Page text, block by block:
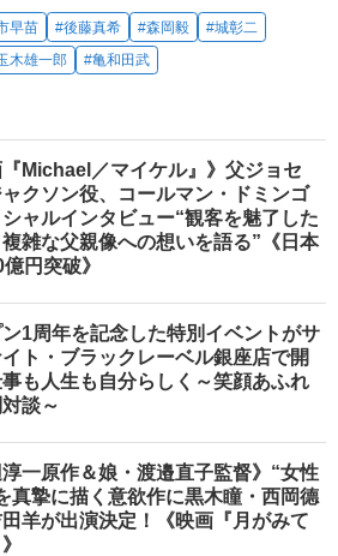
早苗 #後藤真希 #森岡毅
#城彰二
木雄一郎 #亀和田武
『Michael／マイケル』》父ジョセ
クソン役、コールマン・ドミンゴ
ャルインタビュー“観客を魅了した
雑な父親像への想いを語る”《日本
円突破》
1周年を記念した特別イベントがサ
ト・ブラックレーベル銀座店で開
も人生も自分らしく～笑顔あふれ
談～
淳一原作＆娘・渡邉直子監督》“女性
真摯に描く意欲作に黒木瞳・西岡德
羊が出演決定！《映画『月がみて